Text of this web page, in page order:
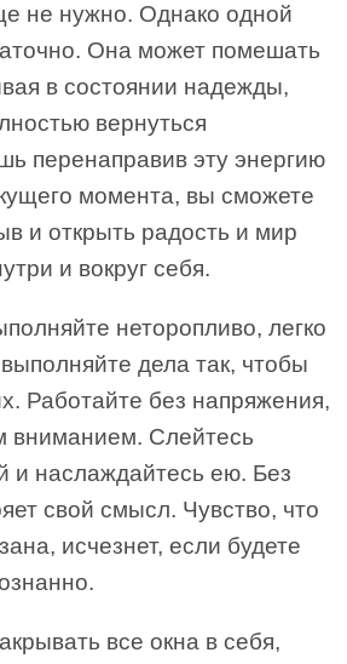
не нужно. Однако одной
Она может помешать
в состоянии надежды,
вернуться
перенаправив эту энергию
момента, вы сможете
и открыть радость и мир
и вокруг себя.
неторопливо, легко
дела так, чтобы
Работайте без напряжения,
вниманием. Слейтесь
и наслаждайтесь ею. Без
свой смысл. Чувство, что
исчезнет, если будете
все окна в себя,